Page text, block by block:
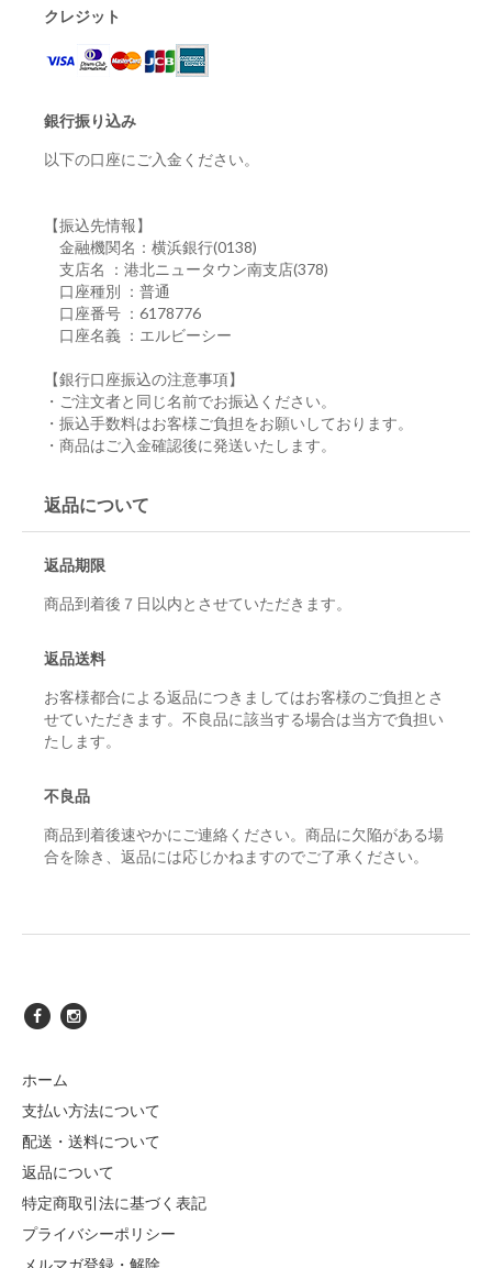
クレジット
銀行振り込み
以下の口座にご入金ください。
【振込先情報】
金融機関名：横浜銀行(0138)
支店名 ：港北ニュータウン南支店(378)
口座種別 ：普通
口座番号 ：6178776
口座名義 ：エルビーシー
【銀行口座振込の注意事項】
・ご注文者と同じ名前でお振込ください。
・振込手数料はお客様ご負担をお願いしております。
・商品はご入金確認後に発送いたします。
返品について
返品期限
商品到着後７日以内とさせていただきます。
返品送料
お客様都合による返品につきましてはお客様のご負担とさ
せていただきます。不良品に該当する場合は当方で負担い
たします。
不良品
商品到着後速やかにご連絡ください。商品に欠陥がある場
合を除き、返品には応じかねますのでご了承ください。
ホーム
支払い方法について
配送・送料について
返品について
特定商取引法に基づく表記
プライバシーポリシー